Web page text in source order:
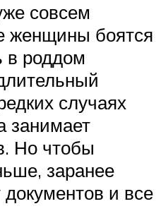
совсем
женщины боятся
в роддом
случаях
занимает
Но чтобы
заранее
документов и все